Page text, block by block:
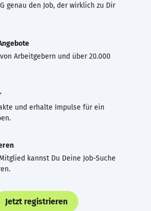
genau den Job, der wirklich zu Dir
Arbeitgebern und über 20.000
und erhalte Impulse für ein
kannst Du Deine Job-Suche
Jetzt registrieren